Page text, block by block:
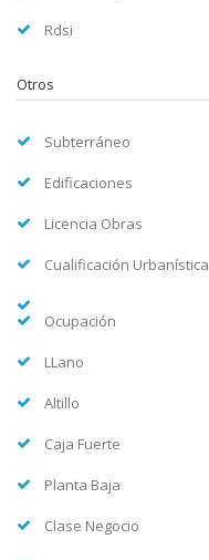
Rdsi
Otros
Subterráneo
Edificaciones
Licencia Obras
Cualificación Urbanística
Ocupación
LLano
Altillo
Caja Fuerte
Planta Baja
Clase Negocio